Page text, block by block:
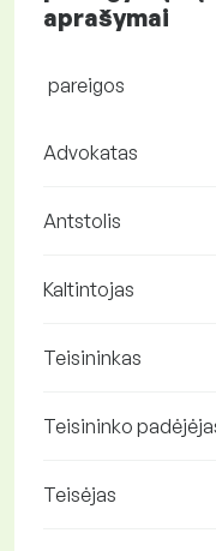
aprašymai
pareigos
Advokatas
Antstolis
Kaltintojas
Teisininkas
Teisininko
Teisėjas